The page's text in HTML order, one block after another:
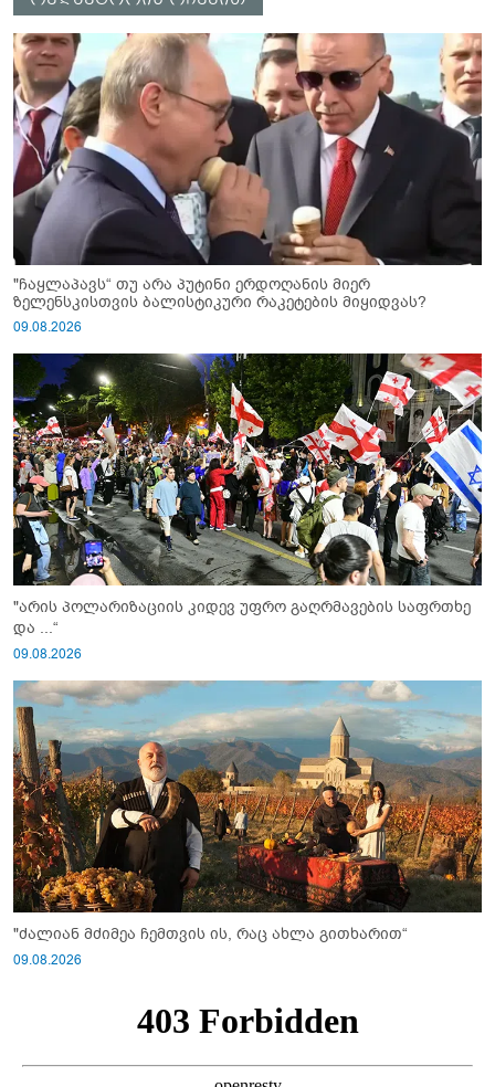
"ჩაყლაპავს“ თუ არა პუტინი ერდოღანის მიერ
ზელენსკისთვის ბალისტიკური რაკეტების მიყიდვას?
09.08.2026
"არის პოლარიზაციის კიდევ უფრო გაღრმავების საფრთხე
და ...“
09.08.2026
"ძალიან მძიმეა ჩემთვის ის, რაც ახლა გითხარით“
09.08.2026